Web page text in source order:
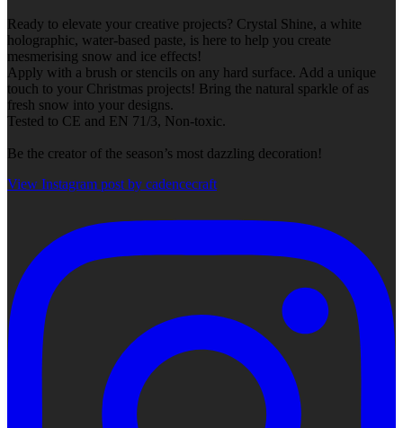
Ready to elevate your creative projects? Crystal Shine, a white
holographic, water-based paste, is here to help you create
mesmerising snow and ice effects!
Apply with a brush or stencils on any hard surface. Add a unique
touch to your Christmas projects! Bring the natural sparkle of as
fresh snow into your designs.
Tested to CE and EN 71/3, Non-toxic.
Be the creator of the season’s most dazzling decoration!
View Instagram post by cadencecraft